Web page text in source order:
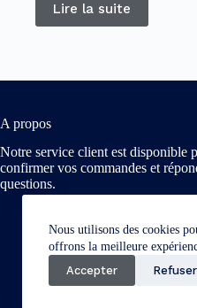
Nous utilisons des cookies
offrons la meilleure
Accepter
Refuser
Lire la suite
A propos
Notre service client est disponible
confirmer vos commandes et
questions.